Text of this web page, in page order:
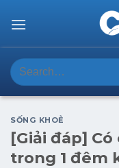
Search
for:
SỐNG KHOẺ
[Giải đáp]
trong 1 đêm